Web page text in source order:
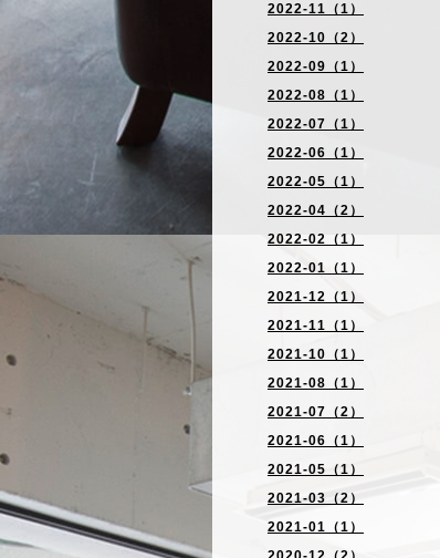
2022-11（1）
2022-10（2）
2022-09（1）
2022-08（1）
2022-07（1）
2022-06（1）
2022-05（1）
2022-04（2）
2022-02（1）
2022-01（1）
2021-12（1）
2021-11（1）
2021-10（1）
2021-08（1）
2021-07（2）
2021-06（1）
2021-05（1）
2021-03（2）
2021-01（1）